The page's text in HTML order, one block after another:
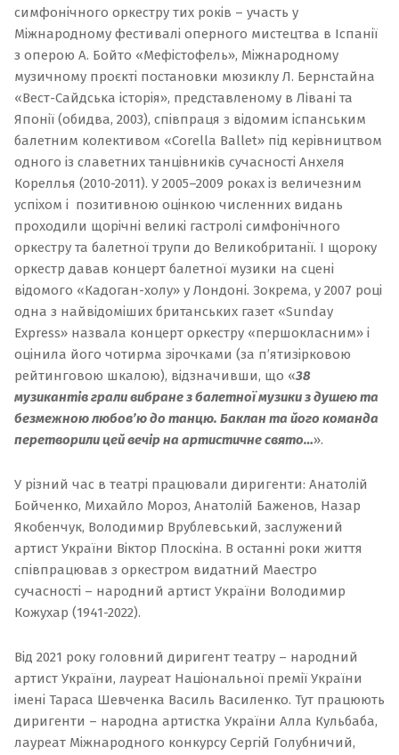
симфонічного оркестру тих років – участь у
Міжнародному фестивалі оперного мистецтва в Іспанії
з оперою А. Бойто «Мефістофель», Міжнародному
музичному проєкті постановки мюзиклу Л. Бернстайна
«Вест-Сайдська історія», представленому в Лівані та
Японії (обидва, 2003), співпраця з відомим іспанським
балетним колективом «Corella Ballet» під керівництвом
одного із славетних танцівників сучасності Анхеля
Кореллья (2010-2011). У 2005–2009 роках із величезним
успіхом і позитивною оцінкою численних видань
проходили щорічні великі гастролі симфонічного
оркестру та балетної трупи до Великобританії. І щороку
оркестр давав концерт балетної музики на сцені
відомого «Кадоган-холу» у Лондоні. Зокрема, у 2007 році
одна з найвідоміших британських газет «Sunday
Express» назвала концерт оркестру «першокласним» і
оцінила його чотирма зірочками (за п’ятизірковою
рейтинговою шкалою), відзначивши, що «38
музикантів грали вибране з балетної музики з душею та
безмежною любов’ю до танцю. Баклан та його команда
перетворили цей вечір на артистичне свято…».
У різний час в театрі працювали диригенти: Анатолій
Бойченко, Михайло Мороз, Анатолій Баженов, Назар
Якобенчук, Володимир Врублевський, заслужений
артист України Віктор Плоскіна. В останні роки життя
співпрацював з оркестром видатний Маестро
сучасності – народний артист України Володимир
Кожухар (1941-2022).
Від 2021 року головний диригент театру – народний
артист України, лауреат Національної премії України
імені Тараса Шевченка Василь Василенко. Тут працюють
диригенти – народна артистка України Алла Кульбаба,
лауреат Міжнародного конкурсу Сергій Голубничий,